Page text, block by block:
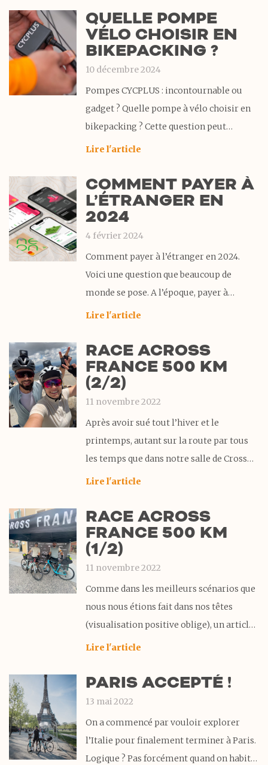
décourivir pourquoi nous nous avons été
séduit. D’ailleurs cette lampe est devenue
un élément indispensable de notre
QUELLE POMPE
VÉLO CHOISIR EN
BIKEPACKING ?
10 décembre 2024
Pompes CYCPLUS : incontournable ou
gadget ? Quelle pompe à vélo choisir en
bikepacking ? Cette question peut
susciter des avis très variés. Après de
avoir trouvé la pompe idéale pour nos
voyages à vélo. Cependant, après une
dizaine de crevaisons et plusieurs
Lire l'article
COMMENT PAYER À
L’ÉTRANGER EN
2024
4 février 2024
Comment payer à l’étranger en 2024.
Voici une question que beaucoup de
monde se pose. A l’époque, payer à
l’étranger, ça faisait autant peur que
l’autre bout du monde. On ne savait pas
trop si on allait avoir une mauvaise
Lire l'article
RACE ACROSS
FRANCE 500 KM
(2/2)
11 novembre 2022
Après avoir sué tout l’hiver et le
printemps, autant sur la route par tous
les temps que dans notre salle de Crossfit,
nous nous sommes donc présentés à
un peu stressés mais tellement motivés.
Les doutes des semaines précédentes
avaient laissé
Lire l'article
RACE ACROSS
FRANCE 500 KM
(1/2)
11 novembre 2022
Comme dans les meilleurs scénarios que
nous nous étions fait dans nos têtes
(visualisation positive oblige), un article
qui raconte comment nous avons réussi à
D+ en moins de 40 heures aurait été
drôlement chouette à écrire.
Lire l'article
PARIS ACCEPTÉ !
13 mai 2022
On a commencé par vouloir explorer
l’Italie pour finalement terminer à Paris.
Logique ? Pas forcément quand on habite